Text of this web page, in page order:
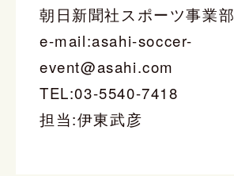
朝日新聞社スポーツ事業部
e-mail:asahi-soccer-
event@asahi.com
TEL:03-5540-7418
担当:伊東武彦